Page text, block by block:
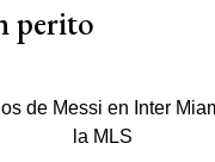
perito